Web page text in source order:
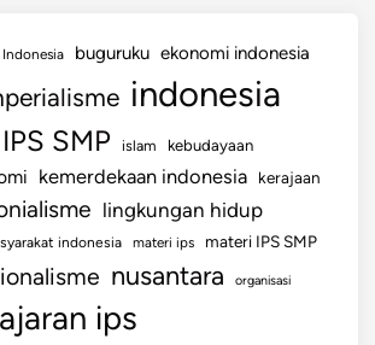
Indonesia buguruku ekonomi indonesia
indonesia
IPS SMP islam kebudayaan
kemerdekaan indonesia kerajaan
lingkungan hidup
indonesia materi ips materi IPS SMP
nusantara organisasi
ips